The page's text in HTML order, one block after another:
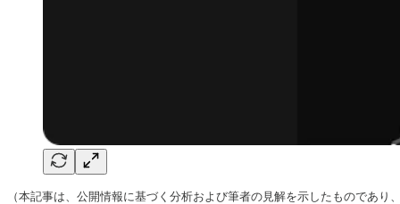
（本記事は、公開情報に基づく分析および筆者の見解を示したものであ